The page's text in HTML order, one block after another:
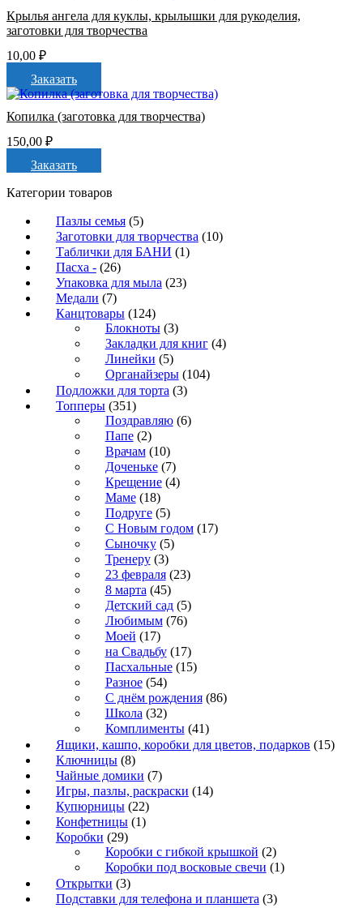
Крылья ангела для куклы, крылышки для рукоделия,
заготовки для творчества
10,00 ₽
Заказать
Копилка (заготовка для творчества)
150,00 ₽
Заказать
Категории товаров
Пазлы семья (5)
Заготовки для творчества (10)
Таблички для БАНИ (1)
Пасха - (26)
Упаковка для мыла (23)
Медали (7)
Канцтовары (124)
Блокноты (3)
Закладки для книг (4)
Линейки (5)
Органайзеры (104)
Подложки для торта (3)
Топперы (351)
Поздравляю (6)
Папе (2)
Врачам (10)
Доченьке (7)
Крещение (4)
Маме (18)
Подруге (5)
С Новым годом (17)
Сыночку (5)
Тренеру (3)
23 февраля (23)
8 марта (45)
Детский сад (5)
Любимым (76)
Моей (17)
на Свадьбу (17)
Пасхальные (15)
Разное (54)
С днём рождения (86)
Школа (32)
Комплименты (41)
Ящики, кашпо, коробки для цветов, подарков (15)
Ключницы (8)
Чайные домики (7)
Игры, пазлы, раскраски (14)
Купюрницы (22)
Конфетницы (1)
Коробки (29)
Коробки с гибкой крышкой (2)
Коробки под восковые свечи (1)
Открытки (3)
Подставки для телефона и планшета (3)